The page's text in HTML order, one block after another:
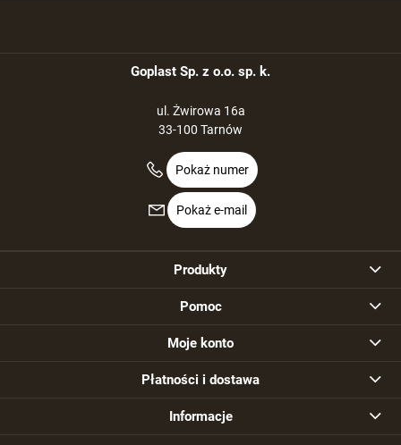
Goplast Sp. z o.o. sp. k.
ul. Żwirowa 16a
33-100 Tarnów
Pokaż numer
Pokaż e-mail
Produkty
Pomoc
Moje konto
Płatności i dostawa
Informacje